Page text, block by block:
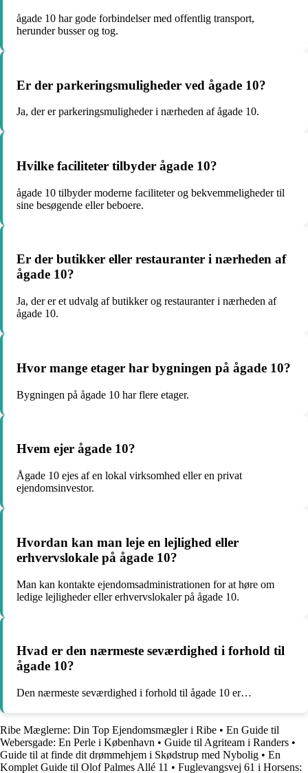
ågade 10 har gode forbindelser med offentlig transport,
herunder busser og tog.
Er der parkeringsmuligheder ved ågade 10?
Ja, der er parkeringsmuligheder i nærheden af ågade 10.
Hvilke faciliteter tilbyder ågade 10?
ågade 10 tilbyder moderne faciliteter og bekvemmeligheder til
sine besøgende eller beboere.
Er der butikker eller restauranter i nærheden af
ågade 10?
Ja, der er et udvalg af butikker og restauranter i nærheden af
ågade 10.
Hvor mange etager har bygningen på ågade 10?
Bygningen på ågade 10 har flere etager.
Hvem ejer ågade 10?
Ågade 10 ejes af en lokal virksomhed eller en privat
ejendomsinvestor.
Hvordan kan man leje en lejlighed eller
erhvervslokale på ågade 10?
Man kan kontakte ejendomsadministrationen for at høre om
ledige lejligheder eller erhvervslokaler på ågade 10.
Hvad er den nærmeste seværdighed i forhold til
ågade 10?
Den nærmeste seværdighed i forhold til ågade 10 er…
Ribe Mæglerne: Din Top Ejendomsmægler i Ribe • En Guide til
Webersgade: En Perle i København • Guide til Agriteam i Randers •
Guide til at finde dit drømmehjem i Skødstrup med Nybolig • En
Komplet Guide til Olof Palmes Allé 11 • Fuglevangsvej 61 i Horsens: